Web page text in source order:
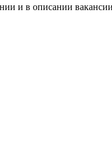
и в описании вакансии